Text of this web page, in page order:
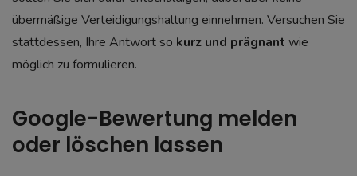
übermäßige Verteidigungshaltung einnehmen. Versuchen Sie
stattdessen, Ihre Antwort so kurz und prägnant wie
möglich zu formulieren.
Google-Bewertung melden
oder löschen lassen